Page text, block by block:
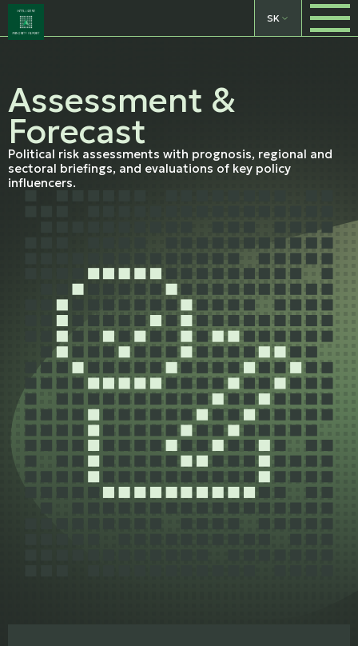
SK
Assessment &
Forecast
Political risk assessments with prognosis, regional and
sectoral briefings, and evaluations of key policy
influencers.